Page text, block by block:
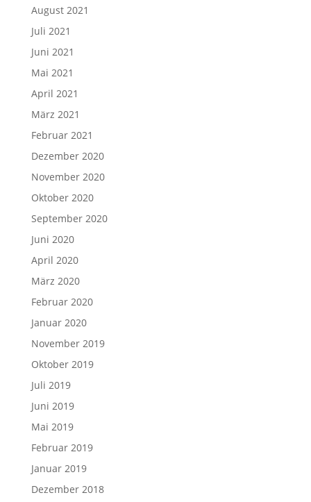
August 2021
Juli 2021
Juni 2021
Mai 2021
April 2021
März 2021
Februar 2021
Dezember 2020
November 2020
Oktober 2020
September 2020
Juni 2020
April 2020
März 2020
Februar 2020
Januar 2020
November 2019
Oktober 2019
Juli 2019
Juni 2019
Mai 2019
Februar 2019
Januar 2019
Dezember 2018